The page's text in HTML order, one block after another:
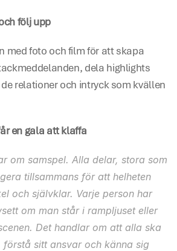
följ upp
med foto och film för att skapa
dela highlights
relationer och intryck som kvällen
en gala att klaffa
om samspel. Alla delar, stora som
tillsammans för att helheten
och självklar. Varje person har
om man står i rampljuset eller
Det handlar om att alla ska
sitt ansvar och känna sig